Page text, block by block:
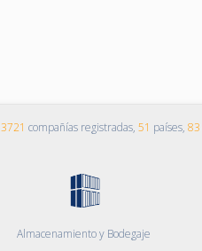
3721 compañías registradas, 51 países, 83
Almacenamiento y Bodegaje